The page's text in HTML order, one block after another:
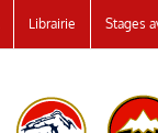
Librairie Stages